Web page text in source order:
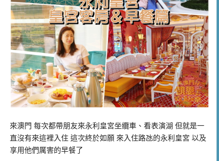
來澳門 每次都帶朋友來永利皇宮坐纜車、看表演湖 但就是一
直沒有來這裡入住 這次終於如願 來入住路氹的永利皇宮 以及
享用他們厲害的早餐了